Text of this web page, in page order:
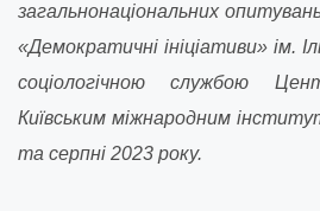
загальнонаціональних
«Демократичні ініціативи» ім.
соціологічною службою
Київським міжнародним
та серпні 2023 року.